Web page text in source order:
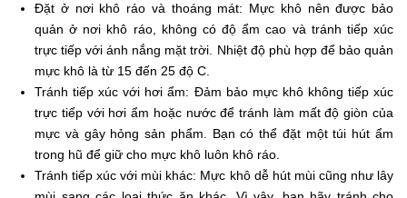
Đặt ở nơi khô ráo và thoáng mát: Mực khô nên được bảo
quản ở nơi khô ráo, không có độ ẩm cao và tránh tiếp xúc
trực tiếp với ánh nắng mặt trời. Nhiệt độ phù hợp để bảo quản
mực khô là từ 15 đến 25 độ C.
Tránh tiếp xúc với hơi ẩm: Đảm bảo mực khô không tiếp xúc
trực tiếp với hơi ẩm hoặc nước để tránh làm mất độ giòn của
mực và gây hỏng sản phẩm. Bạn có thể đặt một túi hút ẩm
trong hũ để giữ cho mực khô luôn khô ráo.
Tránh tiếp xúc với mùi khác: Mực khô dễ hút mùi cũng như lây